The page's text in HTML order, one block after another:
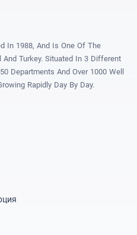
In 1988, And Is One Of The
Turkey. Situated In 3 Different
Departments And Over 1000 Well
Rapidly Day By Day.